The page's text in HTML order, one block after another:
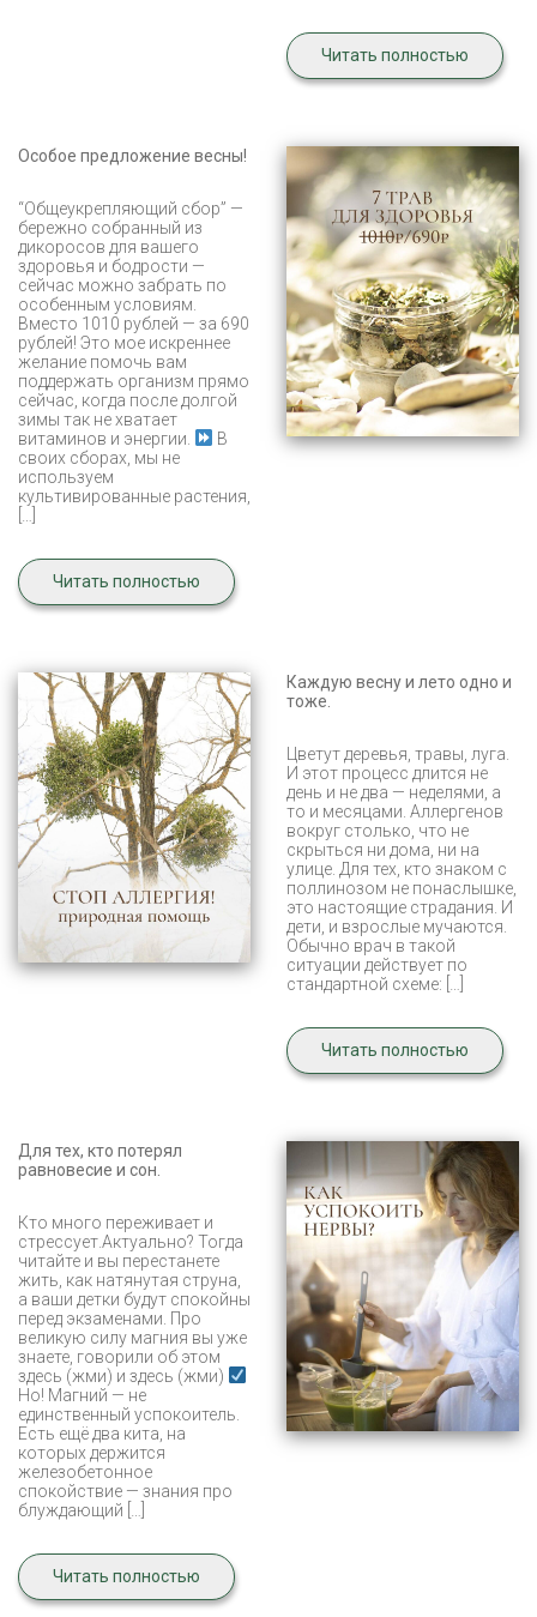
Читать полностью
Особое предложение весны!
“Общеукрепляющий сбор” —
бережно собранный из
дикоросов для вашего
здоровья и бодрости —
сейчас можно забрать по
особенным условиям.
Вместо 1010 рублей — за 690
рублей! Это мое искреннее
желание помочь вам
поддержать организм прямо
сейчас, когда после долгой
зимы так не хватает
витаминов и энергии.
В
своих сборах, мы не
используем
культивированные растения,
Читать полностью
Каждую весну и лето одно и
тоже.
Цветут деревья, травы, луга.
И этот процесс длится не
день и не два — неделями, а
то и месяцами. Аллергенов
вокруг столько, что не
скрыться ни дома, ни на
улице. Для тех, кто знаком с
поллинозом не понаслышке,
это настоящие страдания. И
дети, и взрослые мучаются.
Обычно врач в такой
ситуации действует по
стандартной схеме: […]
Читать полностью
Для тех, кто потерял
равновесие и сон.
Кто много переживает и
стрессует.Актуально? Тогда
читайте и вы перестанете
жить, как натянутая струна,
а ваши детки будут спокойны
перед экзаменами. Про
великую силу магния вы уже
знаете, говорили об этом
здесь (жми) и здесь (жми)
Но! Магний — не
единственный успокоитель.
Есть ещё два кита, на
которых держится
железобетонное
спокойствие — знания про
блуждающий […]
Читать полностью